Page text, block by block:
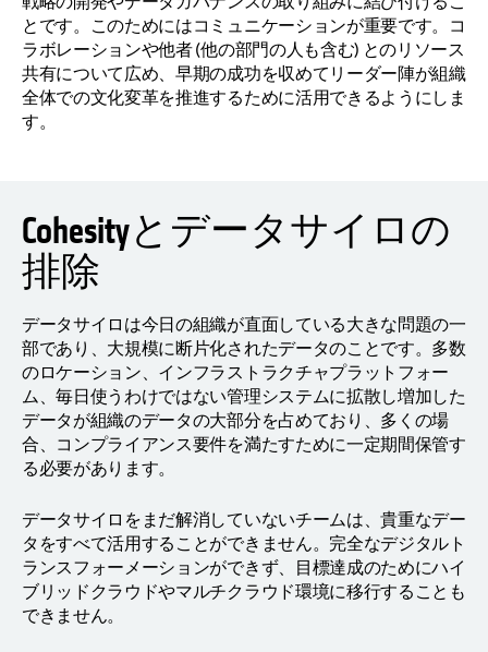
とです。このためにはコミュニケーションが重要です。コ
ラボレーションや他者 (他の部門の人も含む) とのリソース
共有について広め、早期の成功を収めてリーダー陣が組織
全体での文化変革を推進するために活用できるようにしま
す。
Cohesityとデータサイロの
排除
データサイロは今日の組織が直面している大きな問題の一
部であり、大規模に断片化されたデータのことです。多数
のロケーション、インフラストラクチャプラットフォー
ム、毎日使うわけではない管理システムに拡散し増加した
データが組織のデータの大部分を占めており、多くの場
合、コンプライアンス要件を満たすために一定期間保管す
る必要があります。
データサイロをまだ解消していないチームは、貴重なデー
タをすべて活用することができません。完全なデジタルト
ランスフォーメーションができず、目標達成のためにハイ
ブリッドクラウドやマルチクラウド環境に移行することも
できません。